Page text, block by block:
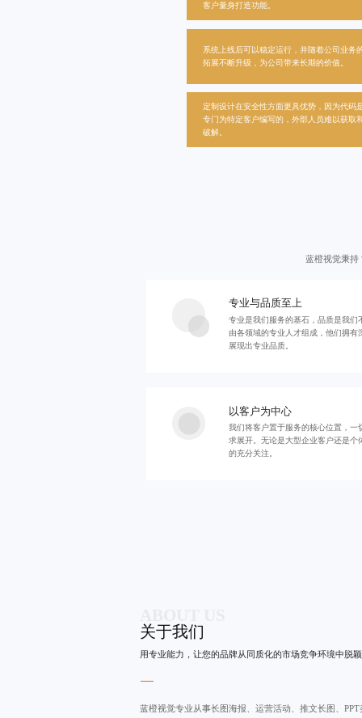
客户量身打造功能。
系统上线后可以稳定运行，并随着公司业务
拓展不断升级，为公司带来长期的价值。
定制设计在安全性方面更具优势，因为代码
专门为特定客户编写的，外部人员难以获取
破解。
蓝橙视觉秉持
专业与品质至上
专业是我们服务的基石，品质是我们
由各领域的专业人才组成，他们拥有
展现出专业品质。
以客户为中心
我们将客户置于服务的核心位置，一
求展开。无论是大型企业客户还是个
的充分关注。
关于我们
用专业能力，让您的品牌从同质化的市场竞争环境中脱
蓝橙视觉专业从事长图海报 、运营活动、 推文长图 、